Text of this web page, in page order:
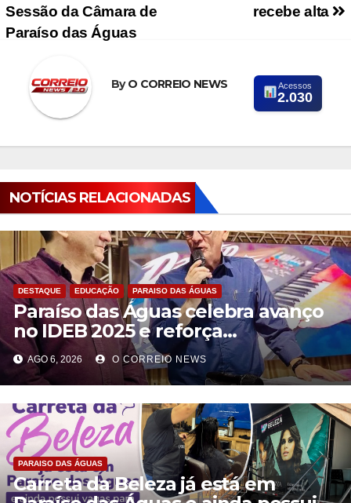
recebe alta
Sessão da Câmara de
Paraíso das Águas
ByO CORREIO NEWS Acessos
2.030
NOTÍCIAS RELACIONADAS
DESTAQUE EDUCAÇÃO PARAISO DAS ÁGUAS
Paraíso das Águas celebra avanço
no IDEB 2025 e reforça
compromisso com uma educação
pública de qualidade
AGO 6, 2026 O CORREIO NEWS
PARAISO DAS ÁGUAS
Carreta da Beleza já está em